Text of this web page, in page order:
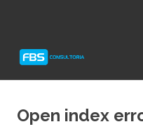
Protheus
Open index